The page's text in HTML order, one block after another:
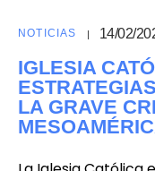
NOTICIAS 14/02/
IGLESIA
LA GRAVE